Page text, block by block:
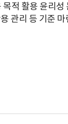
적 활용 윤리성
관리 등 기준